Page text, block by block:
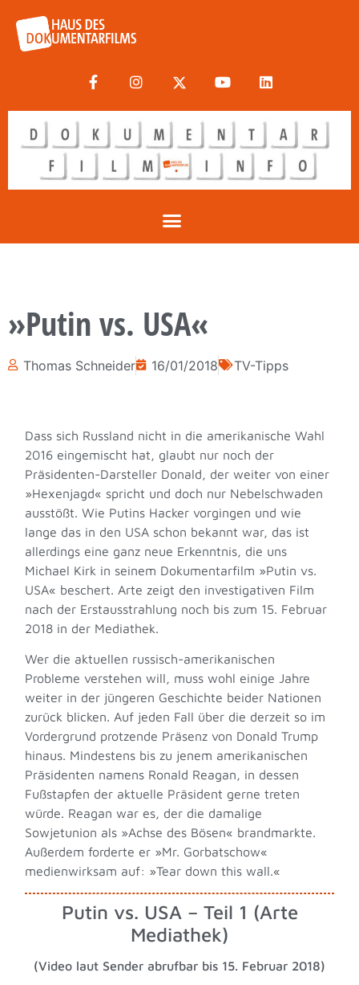
»Putin vs. USA«
Thomas Schneider 16/01/2018 TV-Tipps
Dass sich Russland nicht in die amerikanische Wahl
2016 eingemischt hat, glaubt nur noch der
Präsidenten-Darsteller Donald, der weiter von einer
»Hexenjagd« spricht und doch nur Nebelschwaden
ausstößt. Wie Putins Hacker vorgingen und wie
lange das in den USA schon bekannt war, das ist
allerdings eine ganz neue Erkenntnis, die uns
Michael Kirk in seinem Dokumentarfilm »Putin vs.
USA« beschert. Arte zeigt den investigativen Film
nach der Erstausstrahlung noch bis zum 15. Februar
2018 in der Mediathek.
Wer die aktuellen russisch-amerikanischen
Probleme verstehen will, muss wohl einige Jahre
weiter in der jüngeren Geschichte beider Nationen
zurück blicken. Auf jeden Fall über die derzeit so im
Vordergrund protzende Präsenz von Donald Trump
hinaus. Mindestens bis zu jenem amerikanischen
Präsidenten namens Ronald Reagan, in dessen
Fußstapfen der aktuelle Präsident gerne treten
würde. Reagan war es, der die damalige
Sowjetunion als »Achse des Bösen« brandmarkte.
Außerdem forderte er »Mr. Gorbatschow«
medienwirksam auf: »Tear down this wall.«
Putin vs. USA – Teil 1 (Arte
Mediathek)
(Video laut Sender abrufbar bis 15. Februar 2018)